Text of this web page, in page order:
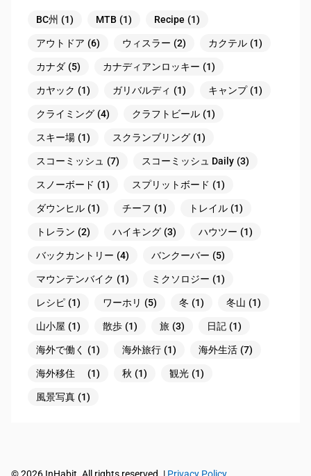
BC州 (1) MTB (1) Recipe (1)
アウトドア (6) ウィスラー (2) カクテル (1)
カナダ (5) カナディアンロッキー (1)
カヤック (1) ガリバルディ (1) キャンプ (1)
クライミング (4) クラフトビール (1)
スキー場 (1) スクランブリング (1)
スコーミッシュ (7) スコーミッシュ Daily (3)
スノーボード (1) スプリットボード (1)
ダウンヒル (1) チーフ (1) トレイル (1)
トレラン (2) ハイキング (3) ハウツー (1)
バックカントリー (4) バンクーバー (5)
マウンテンバイク (1) ミクソロジー (1)
レシピ (1) ワーホリ (5) 冬 (1) 冬山 (1)
山小屋 (1) 散歩 (1) 旅 (3) 日記 (1)
海外で働く (1) 海外旅行 (1) 海外生活 (7)
海外移住 (1) 秋 (1) 観光 (1)
風景写真 (1)